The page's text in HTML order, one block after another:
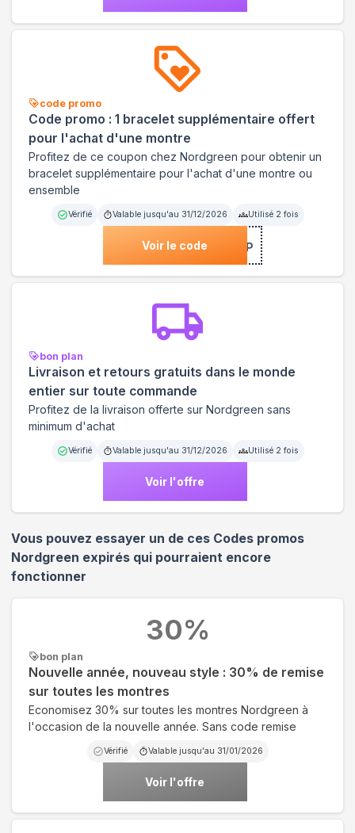
code promo
Code promo : 1 bracelet supplémentaire offert
pour l'achat d'une montre
Profitez de ce coupon chez Nordgreen pour obtenir un
bracelet supplémentaire pour l'achat d'une montre ou
ensemble
Vérifié Valable jusqu'au 31/12/2026 Utilisé 2 fois
Voir le code***ESTRAP
bon plan
Livraison et retours gratuits dans le monde
entier sur toute commande
Profitez de la livraison offerte sur Nordgreen sans
minimum d'achat
Vérifié Valable jusqu'au 31/12/2026 Utilisé 2 fois
Voir l'offre
Vous pouvez essayer un de ces Codes promos
Nordgreen expirés qui pourraient encore
fonctionner
bon plan
Nouvelle année, nouveau style : 30% de remise
sur toutes les montres
Economisez 30% sur toutes les montres Nordgreen à
l'occasion de la nouvelle année. Sans code remise
Vérifié Valable jusqu'au 31/01/2026
Voir l'offre
30%